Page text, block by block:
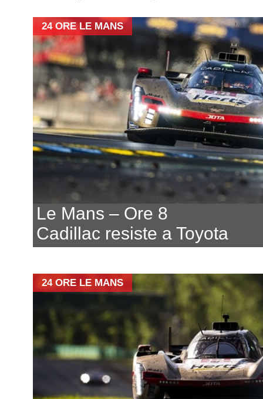
24 ORE LE MANS
Le Mans – Ore 8
Cadillac resiste a Toyota
24 ORE LE MANS